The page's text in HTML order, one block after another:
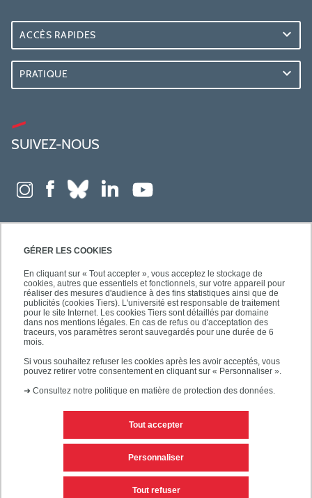
GÉRER LES COOKIES
En cliquant sur « Tout accepter », vous acceptez le stockage de
cookies, autres que essentiels et fonctionnels, sur votre appareil pour
réaliser des mesures d'audience à des fins statistiques ainsi que de
publicités (cookies Tiers). L'université est responsable de traitement
pour le site Internet. Les cookies Tiers sont détaillés par domaine
dans nos mentions légales. En cas de refus ou d'acceptation des
traceurs, vos paramètres seront sauvegardés pour une durée de 6
mois.
Si vous souhaitez refuser les cookies après les avoir acceptés, vous
pouvez retirer votre consentement en cliquant sur « Personnaliser ».
➜ Consultez notre politique en matière de protection des données.
Tout accepter
Tout refuser
Personnaliser
ACCÈS RAPIDES
PRATIQUE
SUIVEZ-NOUS
Mentions légales
Personnaliser les cookies Plan du site